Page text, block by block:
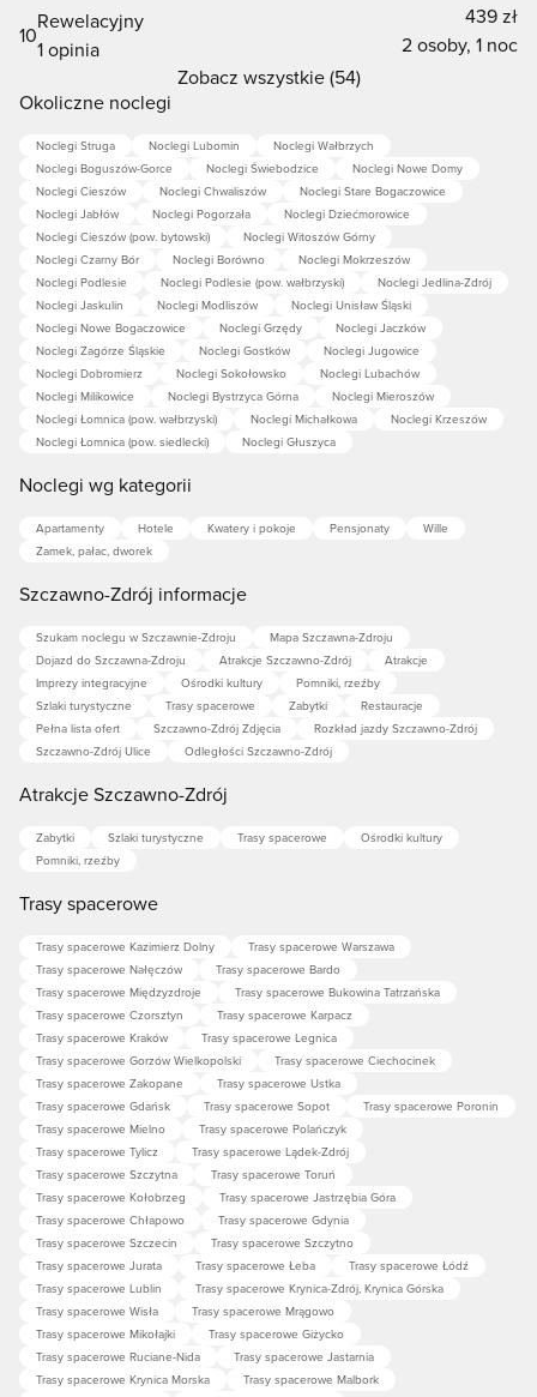
10
Rewelacyjny
1 opinia
439 zł
2 osoby, 1 noc
Zobacz wszystkie (54)
Okoliczne noclegi
Noclegi Struga Noclegi Lubomin
Noclegi Wałbrzych
Noclegi Boguszów-Gorce
Noclegi Świebodzice
Noclegi Nowe Domy
Noclegi Cieszów
Noclegi Chwaliszów
Noclegi Stare Bogaczowice
Noclegi Jabłów
Noclegi Pogorzała
Noclegi Dziećmorowice
Noclegi Cieszów (pow. bytowski)
Noclegi Witoszów Górny
Noclegi Czarny Bór
Noclegi Borówno
Noclegi Mokrzeszów
Noclegi Podlesie
Noclegi Podlesie (pow. wałbrzyski)
Noclegi Jedlina-Zdrój
Noclegi Jaskulin
Noclegi Modliszów
Noclegi Unisław Śląski
Noclegi Nowe Bogaczowice
Noclegi Grzędy
Noclegi Jaczków
Noclegi Zagórze Śląskie
Noclegi Gostków
Noclegi Jugowice
Noclegi Dobromierz
Noclegi Sokołowsko
Noclegi Lubachów
Noclegi Milikowice
Noclegi Bystrzyca Górna
Noclegi Mieroszów
Noclegi Łomnica (pow. wałbrzyski)
Noclegi Michałkowa
Noclegi Krzeszów
Noclegi Łomnica (pow. siedlecki)
Noclegi Głuszyca
Noclegi wg kategorii
Apartamenty Hotele Kwatery i pokoje Pensjonaty
Wille
Zamek, pałac, dworek
Szczawno-Zdrój informacje
Szukam noclegu w Szczawnie-Zdroju
Mapa Szczawna-Zdroju
Dojazd do Szczawna-Zdroju
Atrakcje Szczawno-Zdrój
Atrakcje
Imprezy integracyjne
Ośrodki kultury
Pomniki, rzeźby
Szlaki turystyczne
Trasy spacerowe Zabytki
Restauracje
Pełna lista ofert
Szczawno-Zdrój Zdjęcia
Rozkład jazdy Szczawno-Zdrój
Szczawno-Zdrój Ulice
Odległości Szczawno-Zdrój
Atrakcje Szczawno-Zdrój
Zabytki Szlaki turystyczne Trasy spacerowe
Ośrodki kultury
Pomniki, rzeźby
Trasy spacerowe
Trasy spacerowe Kazimierz Dolny
Trasy spacerowe Warszawa
Trasy spacerowe Nałęczów
Trasy spacerowe Bardo
Trasy spacerowe Międzyzdroje
Trasy spacerowe Bukowina Tatrzańska
Trasy spacerowe Czorsztyn
Trasy spacerowe Karpacz
Trasy spacerowe Kraków
Trasy spacerowe Legnica
Trasy spacerowe Gorzów Wielkopolski
Trasy spacerowe Ciechocinek
Trasy spacerowe Zakopane
Trasy spacerowe Ustka
Trasy spacerowe Gdańsk
Trasy spacerowe Sopot
Trasy spacerowe Poronin
Trasy spacerowe Mielno
Trasy spacerowe Polańczyk
Trasy spacerowe Tylicz
Trasy spacerowe Lądek-Zdrój
Trasy spacerowe Szczytna
Trasy spacerowe Toruń
Trasy spacerowe Kołobrzeg
Trasy spacerowe Jastrzębia Góra
Trasy spacerowe Chłapowo
Trasy spacerowe Gdynia
Trasy spacerowe Szczecin
Trasy spacerowe Szczytno
Trasy spacerowe Jurata
Trasy spacerowe Łeba
Trasy spacerowe Łódź
Trasy spacerowe Lublin
Trasy spacerowe Krynica-Zdrój, Krynica Górska
Trasy spacerowe Wisła
Trasy spacerowe Mrągowo
Trasy spacerowe Mikołajki
Trasy spacerowe Giżycko
Trasy spacerowe Ruciane-Nida
Trasy spacerowe Jastarnia
Trasy spacerowe Krynica Morska
Trasy spacerowe Malbork